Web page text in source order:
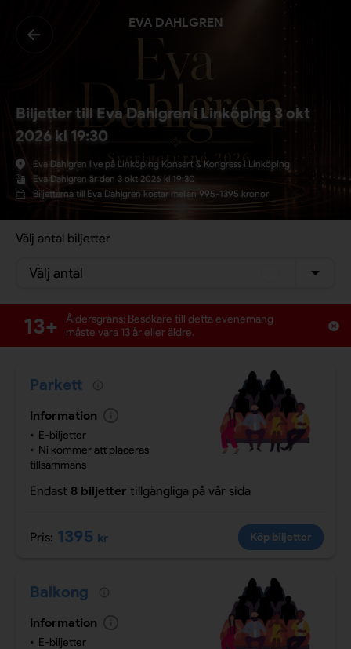
EVA DAHLGREN
Biljetter till Eva Dahlgren i Linköping 3 okt
2026 kl 19:30
Eva Dahlgren live på Linköping Konsert & Kongress i Linköping
Eva Dahlgren är den 3 okt 2026 kl 19:30
Biljetterna till Eva Dahlgren kostar mellan 995-1395 kronor
Välj antal biljetter
Välj antal
13+
Åldersgräns: Besökare till detta evenemang
måste vara 13 år eller äldre.
Parkett
Information
E-biljetter
Ni kommer att placeras
tillsammans
Endast 8 biljetter tillgängliga på vår sida
Pris: 1395 kr Köp biljetter
Balkong
Information
E-biljetter